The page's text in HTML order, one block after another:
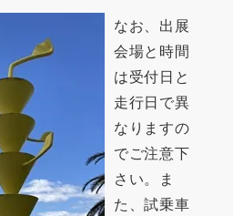
なお、出展
会場と時間
は受付日と
走行日で異
なりますの
でご注意下
さい。ま
た、試乗車